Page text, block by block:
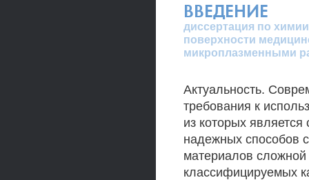
ВВЕДЕНИЕ
диссертация по
поверхности
микроплазменными
Актуальность.
требования к
из которых является
надежных способов
материалов
классифицируемых